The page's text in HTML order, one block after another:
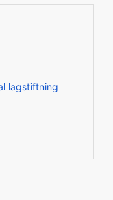
lagstiftning